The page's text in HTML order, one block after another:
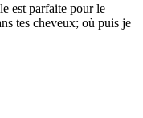
est parfaite pour le
tes cheveux; où puis je